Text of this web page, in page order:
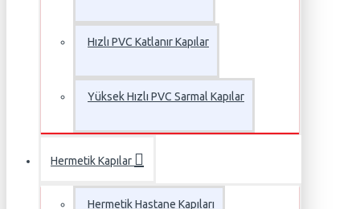
Hızlı PVC Katlanır Kapılar
Yüksek Hızlı PVC Sarmal Kapılar
Hermetik Kapılar
Hermetik Hastane Kapıları